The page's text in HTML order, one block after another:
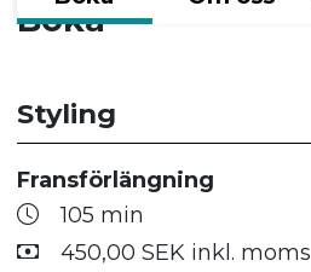
Boka
Styling
Fransförlängning
105 min
450,00 SEK inkl. moms